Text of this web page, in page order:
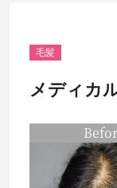
毛髪
メディカ